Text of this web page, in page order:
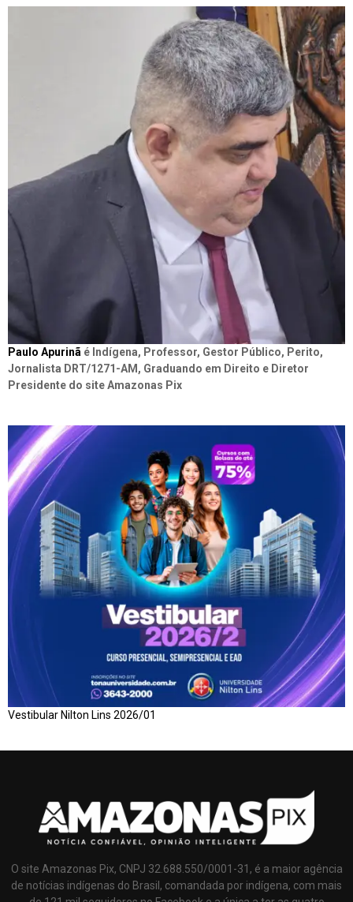
Paulo Apurinã é Indígena, Professor, Gestor Público, Perito,
Jornalista DRT/1271-AM, Graduando em Direito e Diretor
Presidente do site Amazonas Pix
Vestibular Nilton Lins 2026/01
O site Amazonas Pix, CNPJ 32.688.550/0001-31, é a maior agência
de notícias indígenas do Brasil, comandada por indígena, com mais